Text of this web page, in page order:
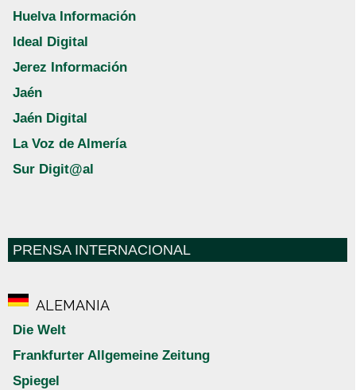
Huelva Información
Ideal Digital
Jerez Información
Jaén
Jaén Digital
La Voz de Almería
Sur Digit@al
PRENSA INTERNACIONAL
ALEMANIA
Die Welt
Frankfurter Allgemeine Zeitung
Spiegel